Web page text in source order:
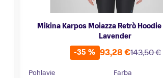
Mikina Karpos Moiazza Retrò Hoodie
Lavender
-35 %
143,50 €
93,28 €
Pohlavie
Farba